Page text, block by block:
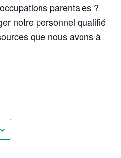
parentales ?
notre personnel qualifié
que nous avons à